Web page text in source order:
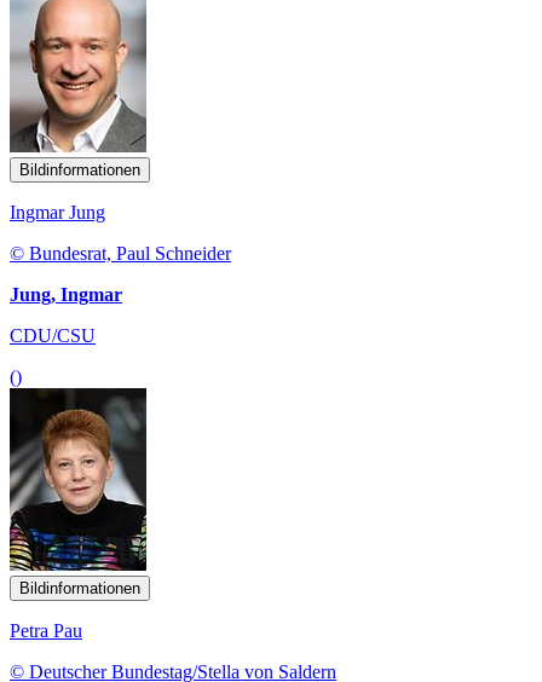
Bildinformationen
Ingmar Jung
© Bundesrat, Paul Schneider
Jung, Ingmar
CDU/CSU
()
Bildinformationen
Petra Pau
© Deutscher Bundestag/Stella von Saldern